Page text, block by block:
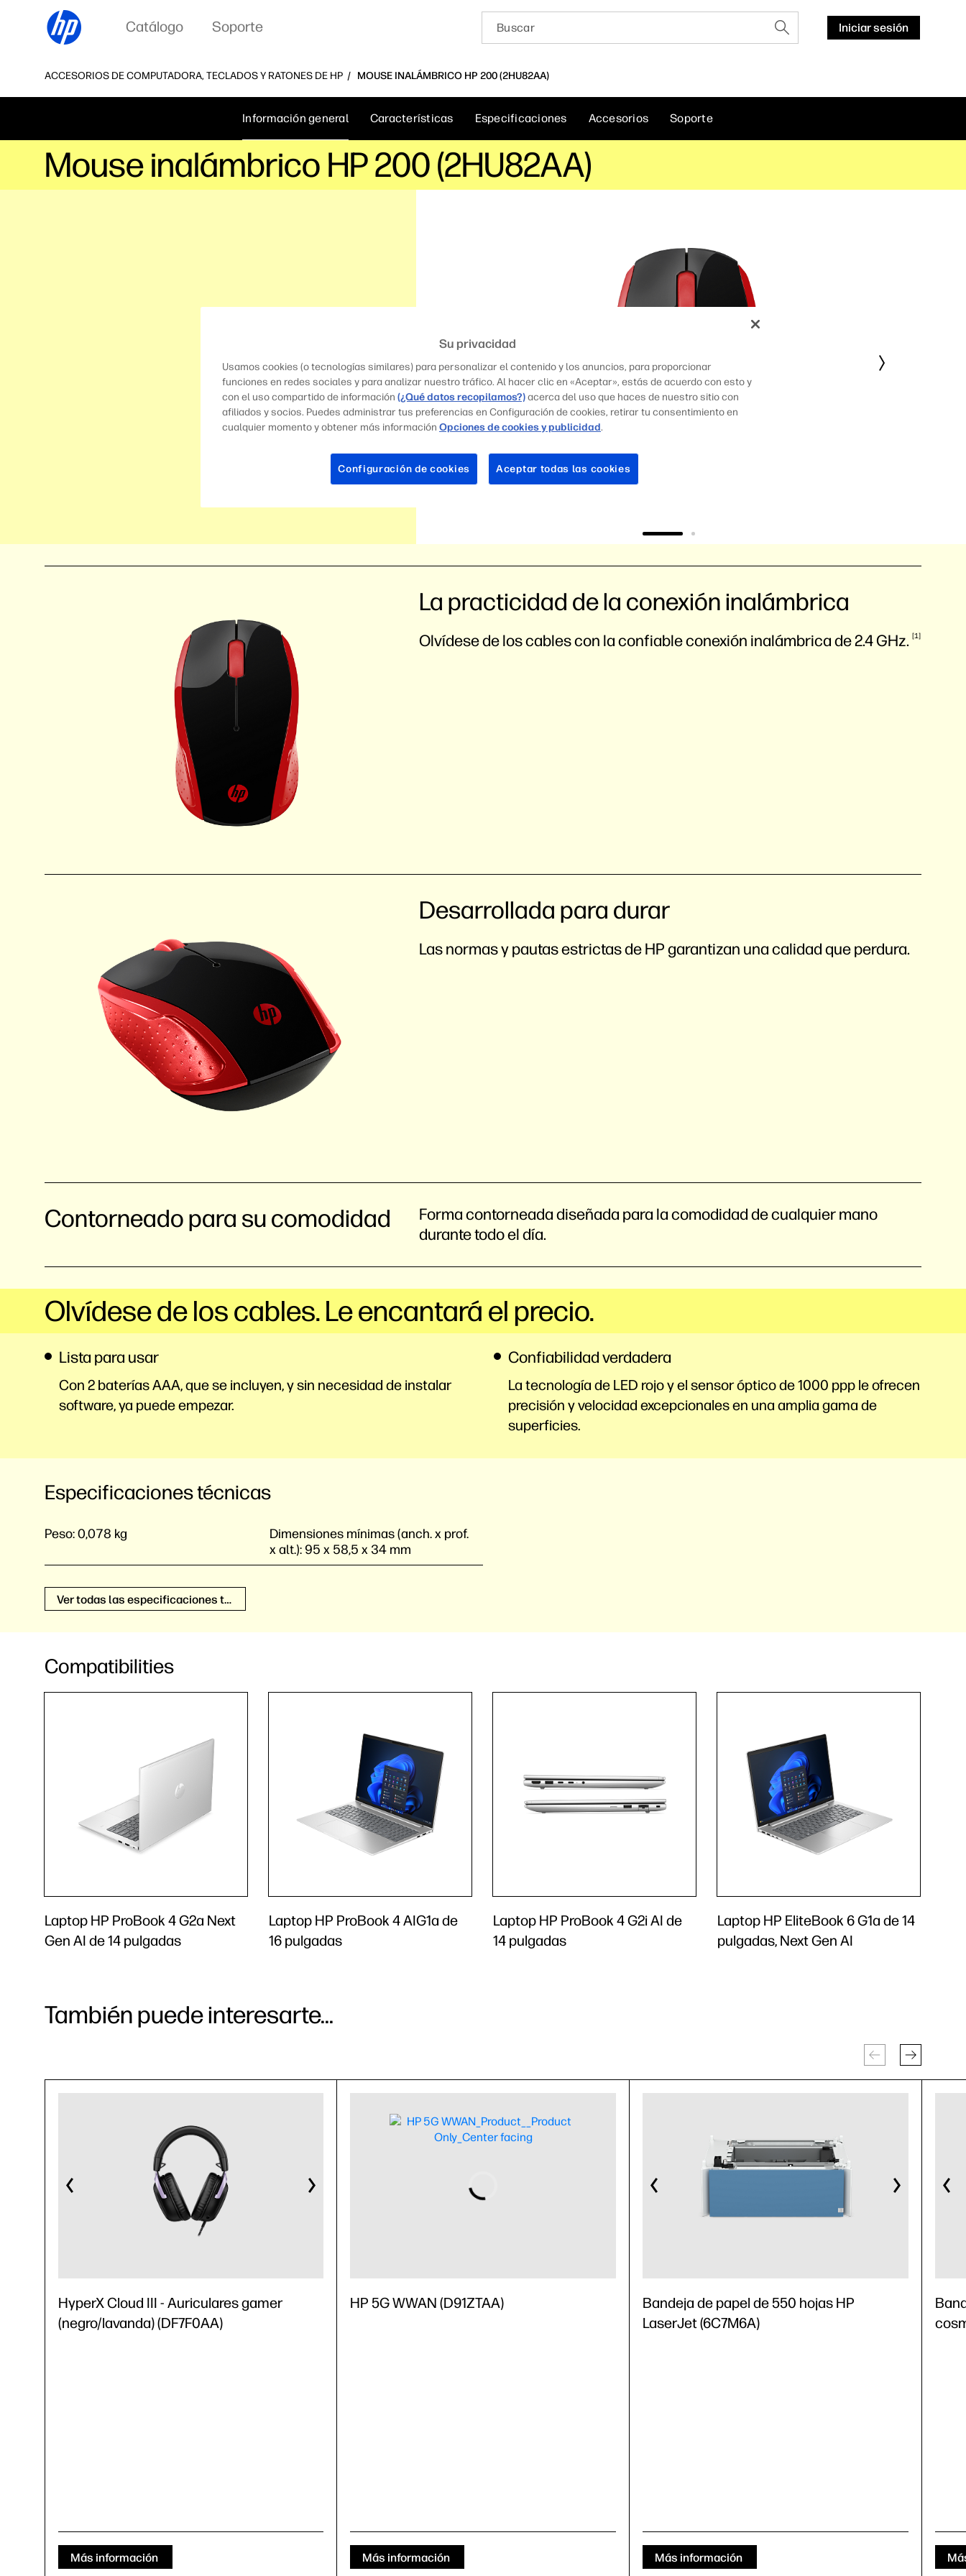
Catálogo Soporte Iniciar sesión
ACCESORIOS DE COMPUTADORA, TECLADOS Y RATONES DE HP MOUSE INALÁMBRICO HP 200 (2HU82AA)
Información general Características Especificaciones Accesorios Soporte
Mouse inalámbrico HP 200 (2HU82AA)
La practicidad de la conexión inalámbrica
Olvídese de los cables con la confiable conexión inalámbrica de 2.4GHz. 1
Desarrollada para durar
Las normas y pautas estrictas de HP garantizan una calidad que perdura.
Contorneado para su comodidad
Forma contorneada diseñada para la comodidad de cualquier mano
durante todo el día.
Olvídese de los cables. Le encantará el precio.
Lista para usar
Con 2 baterías AAA, que se incluyen, y sin necesidad de instalar
software, ya puede empezar.
Confiabilidad verdadera
La tecnología de LED rojo y el sensor óptico de 1000 ppp le ofrecen
precisión y velocidad excepcionales en una amplia gama de
superficies.
Especificaciones técnicas
Peso:0,078 kg
Dimensiones mínimas (anch. x prof.
x alt.):95 x 58,5 x 34 mm
Ver todas las especificaciones técnicas
Compatibilities
Laptop HP ProBook 4 G2a Next
Gen AI de 14 pulgadas
Laptop HP ProBook 4 AIG1a de
16 pulgadas
Laptop HP ProBook 4 G2i AI de
14 pulgadas
Laptop HP EliteBook 6 G1a de 14
pulgadas, Next Gen AI
También puede interesarte...
HyperX Cloud III - Auriculares gamer
(negro/lavanda) (DF7F0AA)
Más información
HP 5G WWAN (D91ZTAA)
Más información
Bandeja de papel de 550 hojas HP
LaserJet (6C7M6A)
Más información
Su privacidad
Usamos cookies (o tecnologías similares) para personalizar el contenido y los anuncios, para proporcionar
funciones en redes sociales y para analizar nuestro tráfico. Al hacer clic en «Aceptar», estás de acuerdo con esto y
con el uso compartido de información (¿Qué datos recopilamos?)acerca del uso que haces de nuestro sitio con
afiliados y socios. Puedes administrar tus preferencias en Configuración de cookies, retirar tu consentimiento en
cualquier momento y obtener más información Opciones de cookies y publicidad.
Configuración de cookies Aceptar todas las cookies